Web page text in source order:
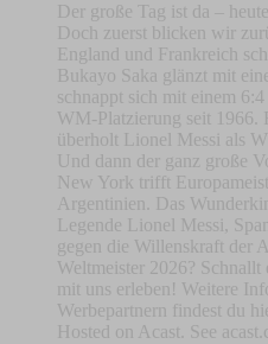
Der große Tag ist da –
Doch zuerst blicken wir
England und Frankreich
Bukayo Saka glänzt mit
schnappt sich mit einem
WM-Platzierung seit 1966.
überholt Lionel Messi als
Und dann der ganz große
New York trifft
Argentinien. Das
Legende Lionel Messi,
gegen die Willenskraft der
Weltmeister 2026? Schnallt
mit uns erleben! Weitere
Werbepartnern findest du
Hosted on Acast. See